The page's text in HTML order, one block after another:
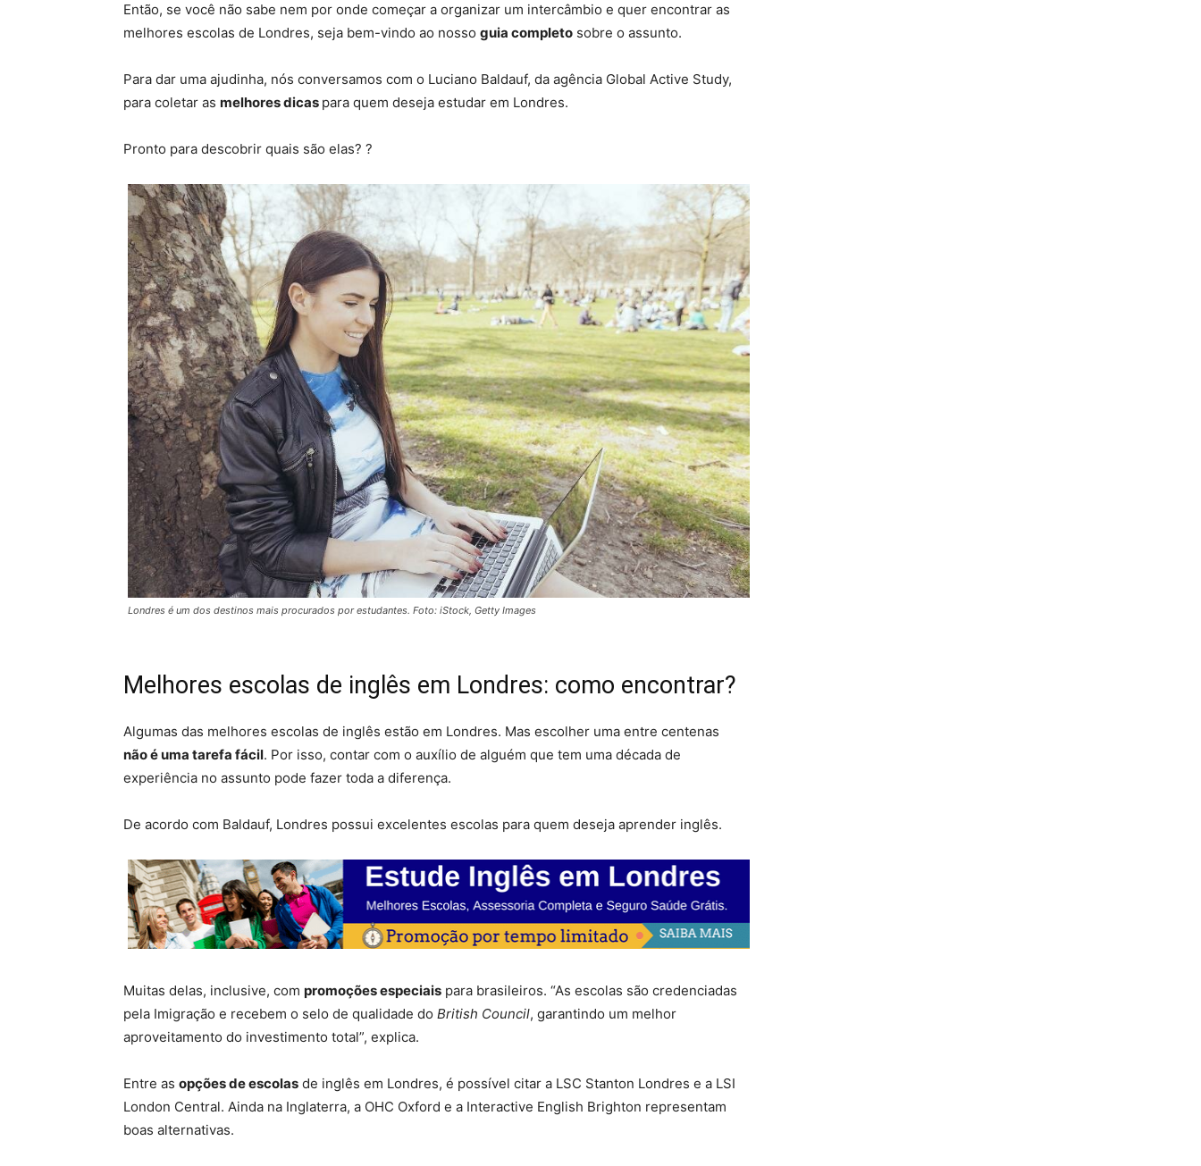
Então, se você não sabe nem por onde começar a organizar um intercâmbio e quer encontrar as
melhores escolas de Londres, seja bem-vindo ao nosso guia completo sobre o assunto.
Para dar uma ajudinha, nós conversamos com o Luciano Baldauf, da agência Global Active Study,
para coletar as melhores dicas para quem deseja estudar em Londres.
Pronto para descobrir quais são elas? ?
Londres é um dos destinos mais procurados por estudantes. Foto: iStock, Getty Images
Melhores escolas de inglês em Londres: como encontrar?
Algumas das melhores escolas de inglês estão em Londres. Mas escolher uma entre centenas
não é uma tarefa fácil. Por isso, contar com o auxílio de alguém que tem uma década de
experiência no assunto pode fazer toda a diferença.
De acordo com Baldauf, Londres possui excelentes escolas para quem deseja aprender inglês.
Muitas delas, inclusive, com promoções especiais para brasileiros. “As escolas são credenciadas
pela Imigração e recebem o selo de qualidade do British Council, garantindo um melhor
aproveitamento do investimento total”, explica.
Entre as opções de escolas de inglês em Londres, é possível citar a LSC Stanton Londres e a LSI
London Central. Ainda na Inglaterra, a OHC Oxford e a Interactive English Brighton representam
boas alternativas.